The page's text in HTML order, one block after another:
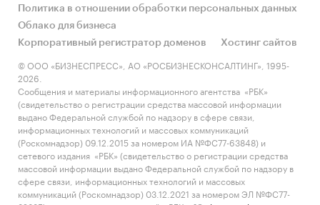
Политика в отношении обработки персональных данных
Облако для бизнеса
Корпоративный регистратор доменов
Хостинг сайтов
© ООО «БИЗНЕСПРЕСС», АО «РОСБИЗНЕСКОНСАЛТИНГ», 1995-
2026.
Сообщения и материалы информационного агентства «РБК»
(свидетельство о регистрации средства массовой информации
выдано Федеральной службой по надзору в сфере связи,
информационных технологий и массовых коммуникаций
(Роскомнадзор) 09.12.2015 за номером ИА №ФС77-63848) и
сетевого издания «РБК» (свидетельство о регистрации средства
массовой информации выдано Федеральной службой по надзору в
сфере связи, информационных технологий и массовых
коммуникаций (Роскомнадзор) 03.12.2021 за номером ЭЛ №ФС77-